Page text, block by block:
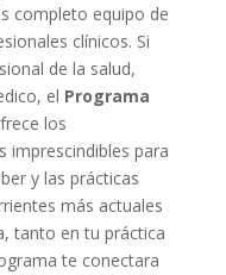
completo equipo de
clínicos. Si
de la salud,
el Programa
los
imprescindibles para
y las prácticas
más actuales
tanto en tu práctica
te conectara